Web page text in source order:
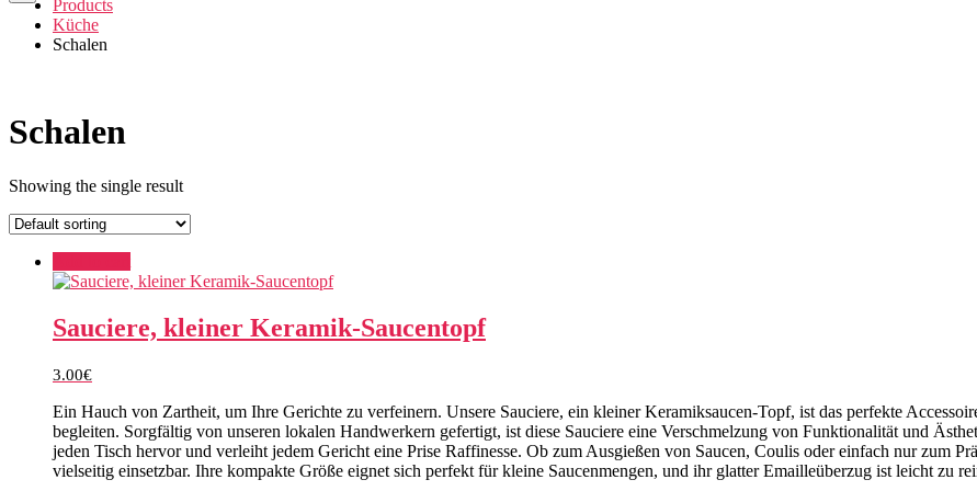
Products
Küche
Schalen
Schalen
Showing the single result
Sauciere, kleiner Keramik-Saucentopf
3.00€
Ein Hauch von Zartheit, um Ihre Gerichte zu verfeinern. Unsere Sauciere, ein kleiner Keramiksaucen-Topf, ist das perfekte
begleiten. Sorgfältig von unseren lokalen Handwerkern gefertigt, ist diese Sauciere eine Verschmelzung von Funktionalität und
jeden Tisch hervor und verleiht jedem Gericht eine Prise Raffinesse. Ob zum Ausgießen von Saucen, Coulis oder einfach nur zum
vielseitig einsetzbar. Ihre kompakte Größe eignet sich perfekt für kleine Saucenmengen, und ihr glatter Emailleüberzug ist leicht zu